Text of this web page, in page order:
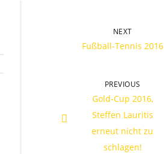
NEXT
Fußball-Tennis 2016
PREVIOUS
Gold-Cup 2016,
Steffen Lauritis
erneut nicht zu
schlagen!